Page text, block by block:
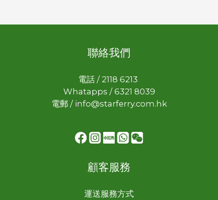
聯絡我們
電話 / 2118 6213
Whatapps / 6321 8039
電郵 / info@starferry.com.hk
顧客服務
運送服務方式